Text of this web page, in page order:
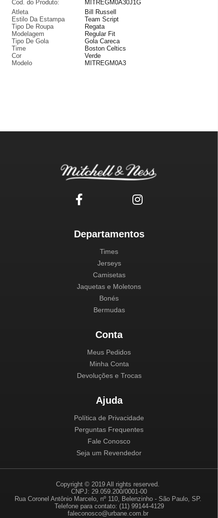
Cod. do Produto:
MITREGM0A30J1G
Atleta
Bill Russell
Estilo Da Estampa
Team Script
Tipo De Roupa
Regata
Modelagem
Regular Fit
Tipo De Gola
Gola Careca
Time
Boston Celtics
Cor
Verde
Modelo
MITREGM0A3
Departamentos
Times
Jerseys
Camisetas
Jaquetas e Moletons
Bonés
Bermudas
Conta
Meus Pedidos
Minha Conta
Devoluções e Trocas
Ajuda
Política de Privacidade
Perguntas Frequentes
Fale Conosco
Seja um Revendedor
Copyright © 2019 All rights reserved.
CNPJ: 29.059.200/0001-00
Rua Coronel Antônio Marcelo, nº 110, Belenzinho - São Paulo, SP.
Telefone para contato: (11) 99144-4129
faleconosco@urbane.com.br